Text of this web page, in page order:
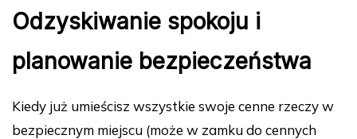
Odzyskiwanie spokoju i
planowanie bezpieczeństwa
Kiedy już umieścisz wszystkie swoje cenne rzeczy w
bezpiecznym miejscu (może w zamku do cennych